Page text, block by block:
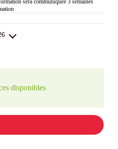
sera communiquée 3 semaines
disponibles